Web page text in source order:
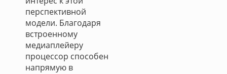
перспективной
модели. Благодаря
встроенному
медиаплейеру
процессор способен
напрямую в